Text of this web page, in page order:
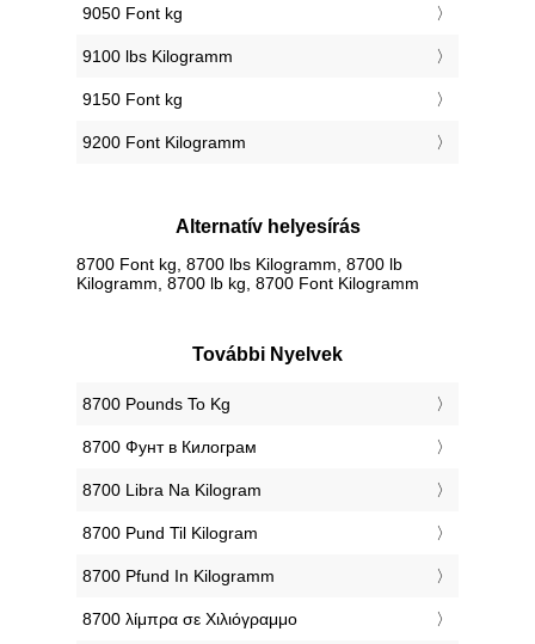
9050 Font kg
9100 lbs Kilogramm
9150 Font kg
9200 Font Kilogramm
Alternatív helyesírás
8700 Font kg, 8700 lbs Kilogramm, 8700 lb
Kilogramm, 8700 lb kg, 8700 Font Kilogramm
További Nyelvek
‎8700 Pounds To Kg
‎8700 Фунт в Килограм
‎8700 Libra Na Kilogram
‎8700 Pund Til Kilogram
‎8700 Pfund In Kilogramm
‎8700 λίμπρα σε Χιλιόγραμμο